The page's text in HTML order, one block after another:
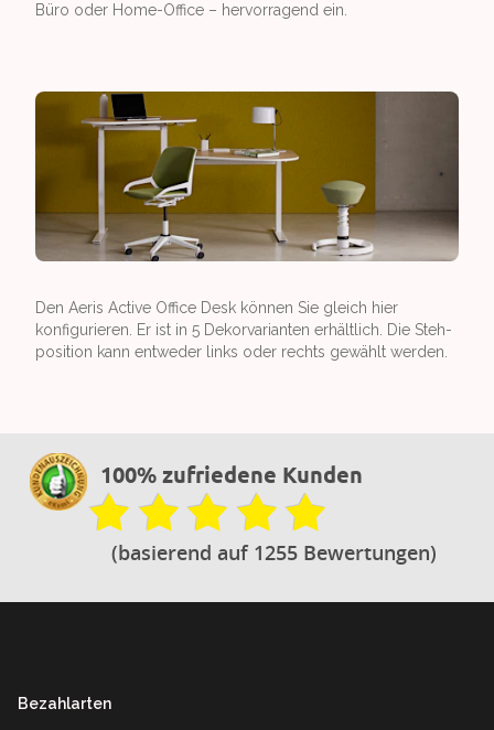
Büro oder Home-Office – hervorragend ein.
Den Aeris Active Office Desk können Sie gleich hier
konfigurieren. Er ist in 5 Dekorvarianten erhältlich. Die Steh­
position kann entweder links oder rechts gewählt werden.
100% zufriedene Kunden
(basierend auf 1255 Bewertungen)
Bezahlarten